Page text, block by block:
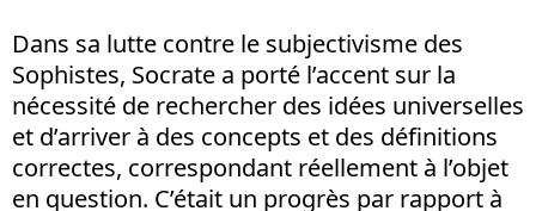
Dans sa lutte contre le subjectivisme des
Sophistes, Socrate a porté l’accent sur la
nécessité de rechercher des idées universelles
et d’arriver à des concepts et des définitions
correctes, correspondant réellement à l’objet
en question. C’était un progrès par rapport à